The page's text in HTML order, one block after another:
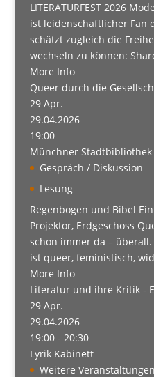
LITERATURFEST 2026
ist leidenschaftlicher Fan
schätzt zugleich die
wechseln zu können:
More Info
Queer durch die
29 Apr.
29.04.2026
19:00
Münchner Stadtbibliothek
Gespräch / Diskussion
Lesung
Regenbogen und Bibel
Projektor, Erdgeschoss
schon immer da – überall.
ist queer, feministisch,
More Info
Literatur und ihre Kritik -
29 Apr.
29.04.2026
19:00 - 20:30
Lyrik Kabinett
Weitere Veranstaltungen